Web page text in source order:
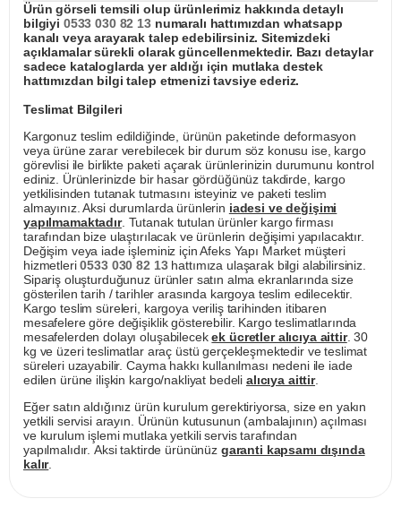
Ürün görseli temsili olup ürünlerimiz hakkında detaylı
bilgiyi 0533 030 82 13numaralı hattımızdan whatsapp
kanalı veya arayarak talep edebilirsiniz. Sitemizdeki
açıklamalar sürekli olarak güncellenmektedir. Bazı detaylar
sadece kataloglarda yer aldığı için mutlaka destek
hattımızdan bilgi talep etmenizi tavsiye ederiz.
Teslimat Bilgileri
Kargonuz teslim edildiğinde, ürünün paketinde deformasyon
veya ürüne zarar verebilecek bir durum söz konusu ise, kargo
görevlisi ile birlikte paketi açarak ürünlerinizin durumunu kontrol
ediniz. Ürünlerinizde bir hasar gördüğünüz takdirde, kargo
yetkilisinden tutanak tutmasını isteyiniz ve paketi teslim
almayınız. Aksi durumlarda ürünlerin iadesi ve değişimi
yapılmamaktadır. Tutanak tutulan ürünler kargo firması
tarafından bize ulaştırılacak ve ürünlerin değişimi yapılacaktır.
Değişim veya iade işleminiz için Afeks Yapı Market müşteri
hizmetleri0533 030 82 13hattımıza ulaşarak bilgi alabilirsiniz.
Sipariş oluşturduğunuz ürünler satın alma ekranlarında size
gösterilen tarih / tarihler arasında kargoya teslim edilecektir.
Kargo teslim süreleri, kargoya veriliş tarihinden itibaren
mesafelere göre değişiklik gösterebilir. Kargo teslimatlarında
mesafelerden dolayı oluşabilecekek ücretler alıcıya aittir. 30
kg ve üzeri teslimatlar araç üstü gerçekleşmektedir ve teslimat
süreleri uzayabilir. Cayma hakkı kullanılması nedeni ile iade
edilen ürüne ilişkin kargo/nakliyat bedeli alıcıya aittir.
Eğer satın aldığınız ürün kurulum gerektiriyorsa, size en yakın
yetkili servisi arayın. Ürünün kutusunun (ambalajının) açılması
ve kurulum işlemi mutlaka yetkili servis tarafından
yapılmalıdır. Aksi taktirde ürününüz garanti kapsamı dışında
kalır.